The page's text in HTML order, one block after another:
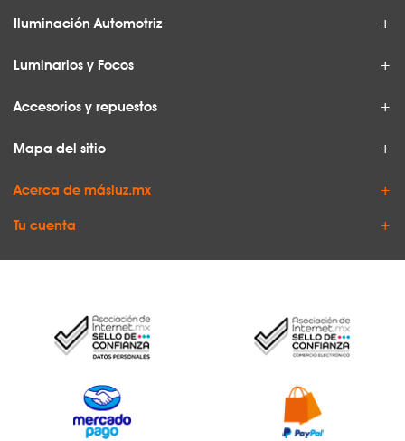
Iluminación Automotriz
Luminarios y Focos
Accesorios y repuestos
Mapa del sitio
Acerca de másluz.mx
Tu cuenta